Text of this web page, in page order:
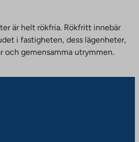
är helt rökfria. Rökfritt innebär
i fastigheten, dess lägenheter,
och gemensamma utrymmen.